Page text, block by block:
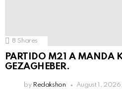
8 Shares
PARTIDO M21 A MANDA
GEZAGHEBER.
by Redakshon August 1,